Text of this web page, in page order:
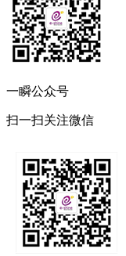
一瞬公众号
扫一扫关注微信